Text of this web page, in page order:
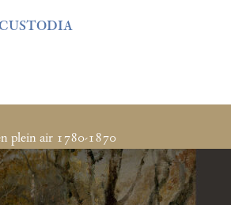
key "var_mode" in
plein air 1780-1870